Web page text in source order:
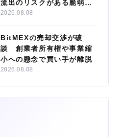
流出のリスクがある脆弱性
の悪用を確認
2026.08.08
BitMEXの売却交渉が破
談 創業者所有権や事業縮
小への懸念で買い手が離脱
2026.08.08